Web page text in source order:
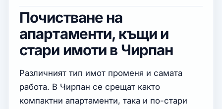
Почистване на
апартаменти, къщи и
стари имоти в Чирпан
Различният тип имот променя и самата
работа. В Чирпан се срещат както
компактни апартаменти, така и по-стари